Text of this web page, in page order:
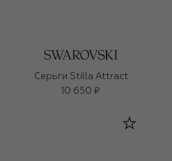
Серьги Stilla Attract
10 650 ₽